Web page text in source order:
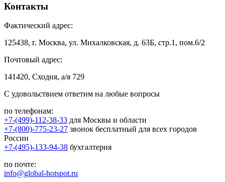
Контакты
Фактический адрес:
125438, г. Москва, ул. Михалковская, д. 63Б, стр.1, пом.6/2
Почтовый адрес:
141420, Сходня, а/я 729
С удовольствием ответим на любые вопросы
по телефонам:
+7-(499)-112-38-33 для Москвы и области
+7-(800)-775-23-27 звонок бесплатный для всех городов
России
+7-(495)-133-94-38 бухгалтерия
по почте:
info@global-hotspot.ru